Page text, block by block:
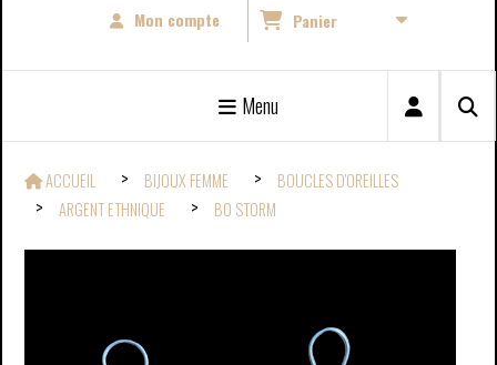
Mon compte Panier
Menu
ACCUEIL BIJOUX FEMME
BOUCLES D'OREILLES
ARGENT ETHNIQUE
BO STORM